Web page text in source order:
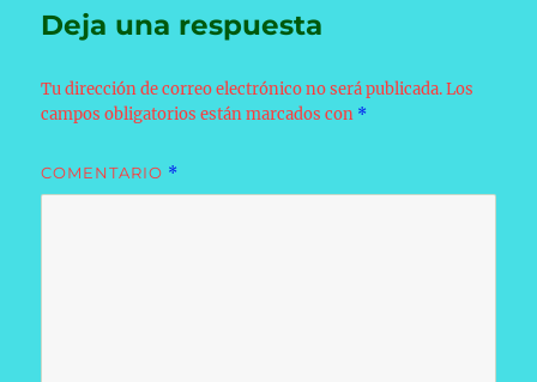
Deja una respuesta
Tu dirección de correo electrónico no será publicada. Los
campos obligatorios están marcados con *
COMENTARIO *